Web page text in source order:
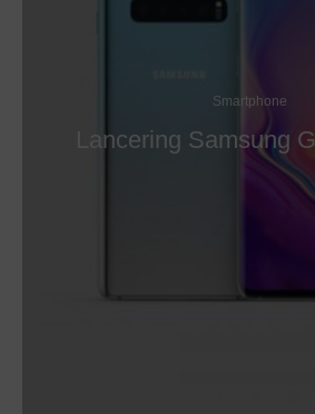
Smartphone
Lancering Samsung